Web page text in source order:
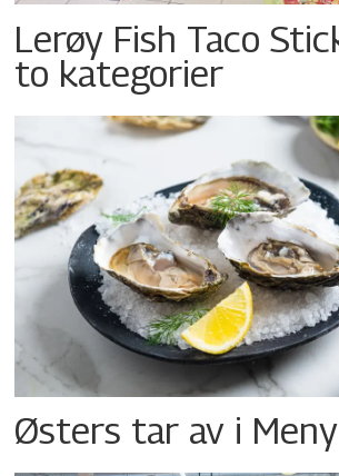
Lerøy Fish Taco
to kategorier
Østers tar av i Meny